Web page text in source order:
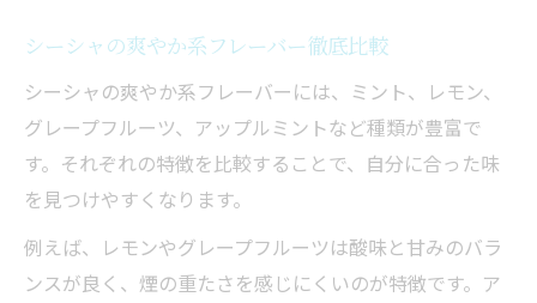
シーシャの爽やか系フレーバー徹底比較
シーシャの爽やか系フレーバーには、ミント、レモン、
グレープフルーツ、アップルミントなど種類が豊富で
す。それぞれの特徴を比較することで、自分に合った味
を見つけやすくなります。
例えば、レモンやグレープフルーツは酸味と甘みのバラ
ンスが良く、煙の重たさを感じにくいのが特徴です。ア